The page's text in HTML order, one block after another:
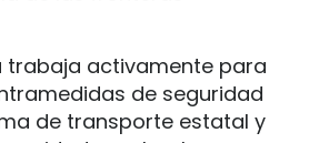
trabaja activamente para
de seguridad
de transporte estatal y